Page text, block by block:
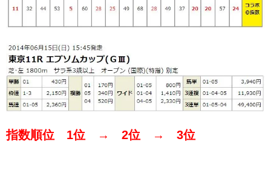
指数順位 1位 → 2位 → 3位